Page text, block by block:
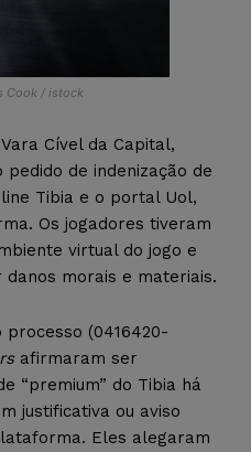
Cook / istock
Cível da Capital,
de indenização de
Tibia e o portal Uol,
Os jogadores tiveram
virtual do jogo e
morais e materiais.
(0416420-
afirmaram ser
“premium” do Tibia há
justificativa ou aviso
Eles alegaram